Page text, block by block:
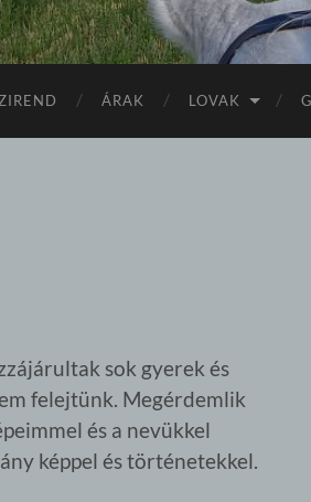
ÁRAK LOVAK
sok gyerek és
felejtünk. Megérdemlik
és a nevükkel
képpel és történetekkel.